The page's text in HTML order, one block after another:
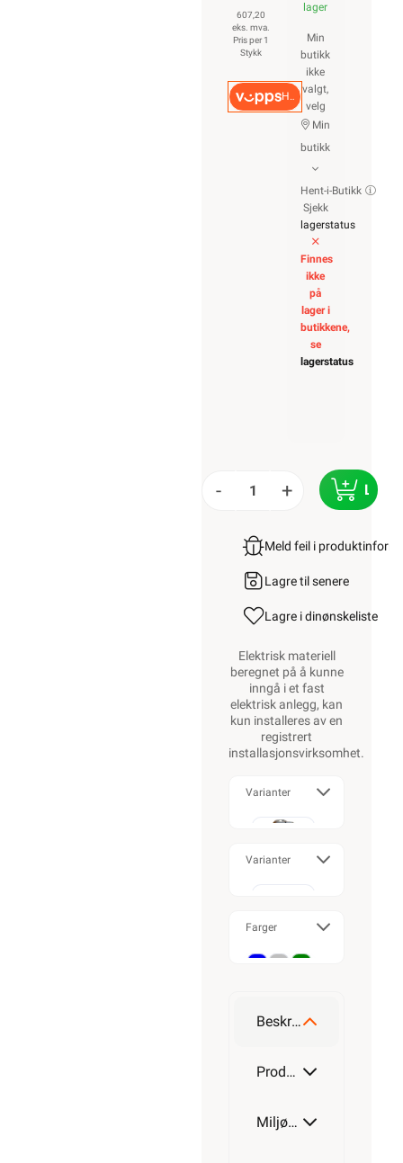
607,20
eks. mva.
Pris per 1
Stykk
Hurtigkasse
lager
Min
butikk
ikke
valgt,
velg
Min
butikk
Hent-i-Butikk
Sjekk
lagerstatus
Finnes
ikke
på
lager i
butikkene,
se
lagerstatus
- +
Meld feil i
Lagre til senere
Lagre i dinønskeliste
Elektrisk materiell
beregnet på å kunne
inngå i et fast
elektrisk anlegg, kan
kun installeres av en
registrert
installasjonsvirksomhet.
Varianter
Varianter
Farger
Blå Grå
Beskrivelse
Produktdetaljer
Miljøparametere